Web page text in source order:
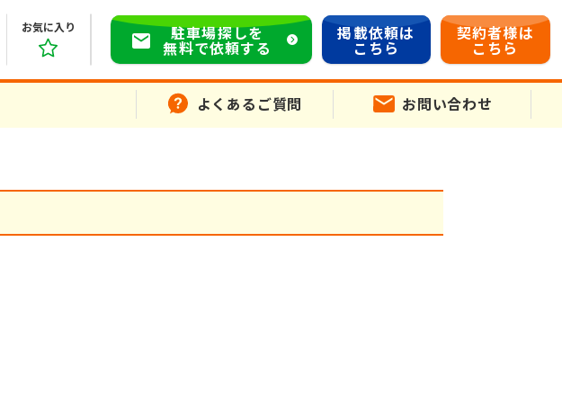
お気に入り 駐車場探しを
無料で依頼する
掲載依頼は
こちら
契約者様は
こちら
よくあるご質問 お問い合わせ